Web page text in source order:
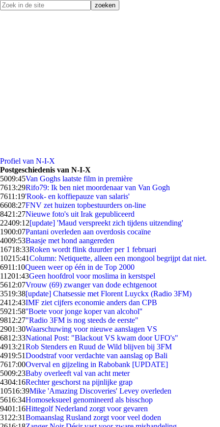
Profiel van N-I-X
Postgeschiedenis van N-I-X
5009:45Van Goghs laatste film in première
7613:29Rifo79: Ik ben niet moordenaar van Van Gogh
7611:19'Rook- en koffiepauze van salaris'
6608:27FNV zet huizen topbestuurders on-line
8421:27Nieuwe foto's uit Irak gepubliceerd
22409:12[update] 'Maud verspreekt zich tijdens uitzending'
1900:07Pantani overleden aan overdosis cocaïne
4009:53Baasje met hond aangereden
16718:33Roken wordt flink duurder per 1 februari
10215:41Column: Netiquette, alleen een mongool begrijpt dat niet.
6911:10Queen weer op één in de Top 2000
11201:43Geen hoofdrol voor moslima in kerstspel
5612:07Vrouw (69) zwanger van dode echtgenoot
3519:38[update] Chatsessie met Florent Luyckx (Radio 3FM)
2412:43IMF ziet cijfers economie anders dan CPB
5921:58''Boete voor jonge koper van alcohol''
9812:27"Radio 3FM is nog steeds de eerste"
2901:30Waarschuwing voor nieuwe aanslagen VS
6812:33National Post: "Blackout VS kwam door UFO's"
4913:21Rob Stenders en Ruud de Wild blijven bij 3FM
4919:51Doodstraf voor verdachte van aanslag op Bali
7617:00Overval en gijzeling in Rabobank [UPDATE]
5009:23Baby overleeft val van acht meter
4304:16Rechter geschorst na pijnlijke grap
10516:39Mike 'Amazing Discoveries' Levey overleden
5616:34Homoseksueel genomineerd als bisschop
9401:16Hittegolf Nederland zorgt voor gevaren
31 22:31Bomaanslag Rusland zorgt voor veel doden